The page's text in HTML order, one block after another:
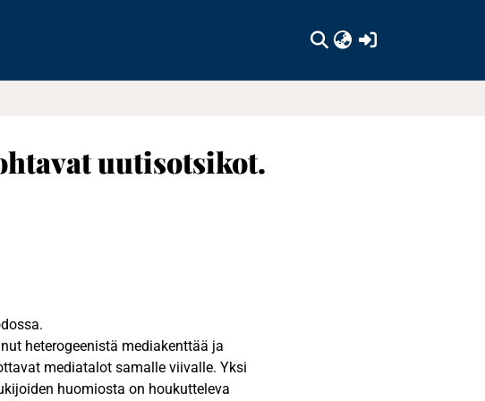
uutisotsikot.
heterogeenistä mediakenttää ja
mediatalot samalle viivalle. Yksi
huomiosta on houkutteleva